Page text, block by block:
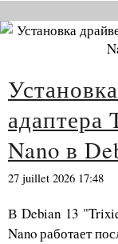
адаптера
Nano в
27 juillet 2026 17:48
В Debian 13
Nano работает